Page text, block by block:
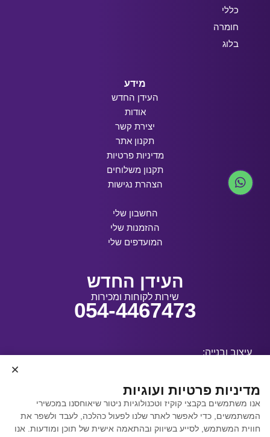
כללי
חומרה
בלוג
מידע
העידן החדש
אודות
יצירת קשר
תקנון אתר
מדיניות פרטיות
תקנון משלוחים
הצהרת נגישות
החשבון שלי
ההזמנות שלי
המועדפים שלי
העידן החדש
שירות לקוחות ומכירות
054-4467473
עיצוב ובנייה:
קידום אתרים באמצעות
Y.Y. Digital
מדיניות פרטיות ועוגיות
אנו משתמשים בקבצי קוקיז וטכנולוגיות ניטור שיאוחסנו במכשירי
המשתמשים, כדי לאפשר לאתר שלנו לפעול כהלכה, לעבד ולשפר את
חווית המשתמש, לסייע בשיווק ובהתאמה אישית של תוכן ומודעות. אנו